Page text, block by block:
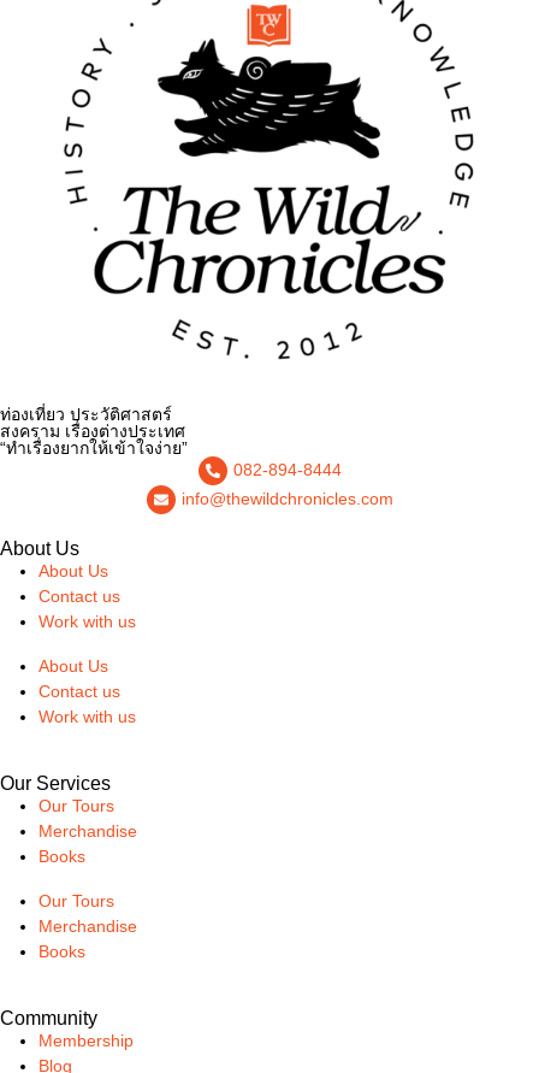
ท่องเที่ยว ประวัติศาสตร์
สงคราม เรื่องต่างประเทศ
“ทำเรื่องยากให้เข้าใจง่าย”
082-894-8444
info@thewildchronicles.com
About Us
About Us
Contact us
Work with us
About Us
Contact us
Work with us
Our Services
Our Tours
Merchandise
Books
Our Tours
Merchandise
Books
Community
Membership
Blog